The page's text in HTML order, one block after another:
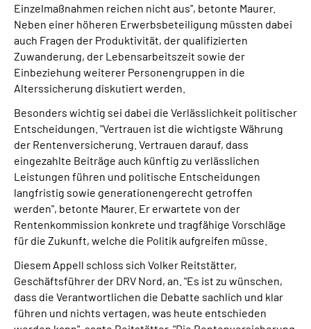
Einzelmaßnahmen reichen nicht aus", betonte Maurer.
Neben einer höheren Erwerbsbeteiligung müssten dabei
auch Fragen der Produktivität, der qualifizierten
Zuwanderung, der Lebensarbeitszeit sowie der
Einbeziehung weiterer Personengruppen in die
Alterssicherung diskutiert werden.
Besonders wichtig sei dabei die Verlässlichkeit politischer
Entscheidungen. "Vertrauen ist die wichtigste Währung
der Rentenversicherung. Vertrauen darauf, dass
eingezahlte Beiträge auch künftig zu verlässlichen
Leistungen führen und politische Entscheidungen
langfristig sowie generationengerecht getroffen
werden", betonte Maurer. Er erwartete von der
Rentenkommission konkrete und tragfähige Vorschläge
für die Zukunft, welche die Politik aufgreifen müsse.
Diesem Appell schloss sich Volker Reitstätter,
Geschäftsführer der DRV Nord, an. "Es ist zu wünschen,
dass die Verantwortlichen die Debatte sachlich und klar
führen und nichts vertagen, was heute entschieden